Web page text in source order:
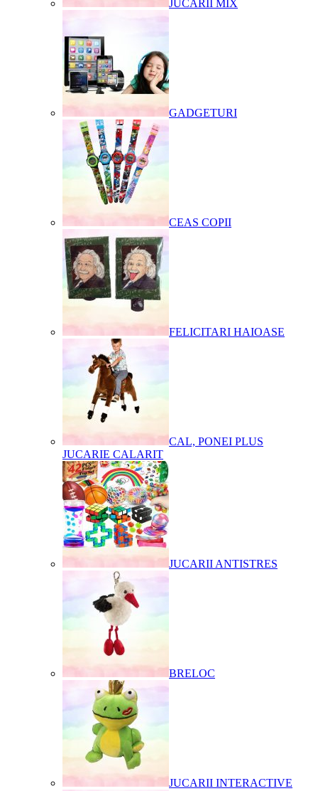
JUCARII MIX
GADGETURI
CEAS COPII
FELICITARI HAIOASE
CAL, PONEI PLUS
JUCARIE CALARIT
JUCARII ANTISTRES
BRELOC
JUCARII INTERACTIVE